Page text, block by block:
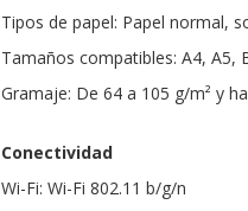
Tipos de papel: Papel normal,
Tamaños compatibles: A4, A5,
Gramaje: De 64 a 105 g/m² y
Conectividad
Wi-Fi: Wi-Fi 802.11 b/g/n